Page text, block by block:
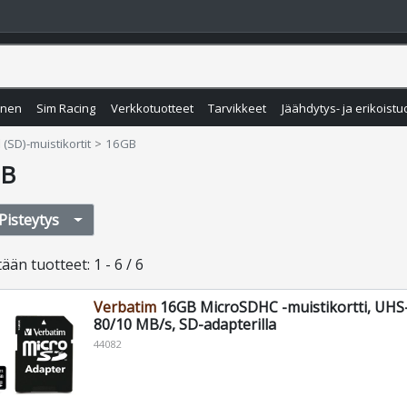
Sim Racing Verkkotuotteet Tarvikkeet Jäähdytys- ja
muistikortit 16GB
Pisteytys
tuotteet: 1 - 6 / 6
Verbatim16GB MicroSDHC -muistikortti,
80/10 MB/s, SD-adapterilla
44082